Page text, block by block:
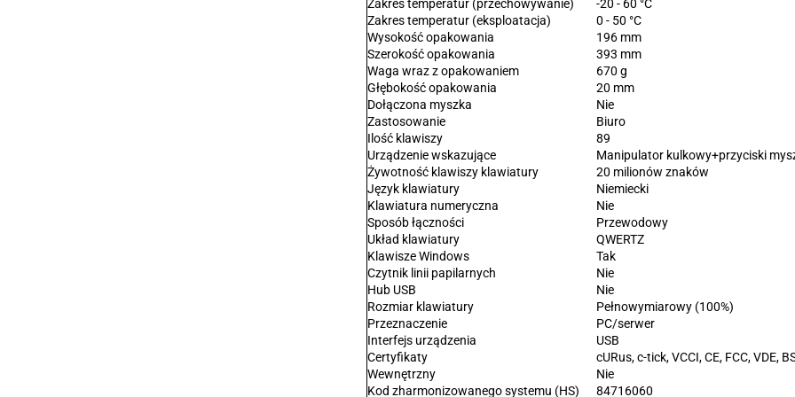
Zakres temperatur (przechowywanie)
-20 - 60 °C
Zakres temperatur (eksploatacja)
0 - 50 °C
Wysokość opakowania
196 mm
Szerokość opakowania
393 mm
Waga wraz z opakowaniem
670 g
Głębokość opakowania
20 mm
Dołączona myszka
Nie
Zastosowanie
Biuro
Ilość klawiszy
89
Urządzenie wskazujące
Manipulator kulkowy+przyciski
Żywotność klawiszy klawiatury
20 milionów znaków
Język klawiatury
Niemiecki
Klawiatura numeryczna
Nie
Sposób łączności
Przewodowy
Układ klawiatury
QWERTZ
Klawisze Windows
Tak
Czytnik linii papilarnych
Nie
Hub USB
Nie
Rozmiar klawiatury
Pełnowymiarowy (100%)
Przeznaczenie
PC/serwer
Interfejs urządzenia
USB
Certyfikaty
cURus, c-tick, VCCI, CE, FCC, VDE,
Wewnętrzny
Nie
Kod zharmonizowanego systemu (HS)
84716060